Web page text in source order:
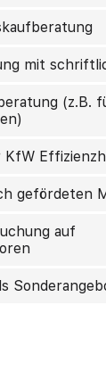
mit
(z.B.
KfW
gefördeten
auf